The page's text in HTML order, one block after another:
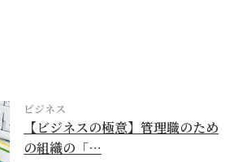
ビジネス
【ビジネスの極意】管理職のため
の組織の「…